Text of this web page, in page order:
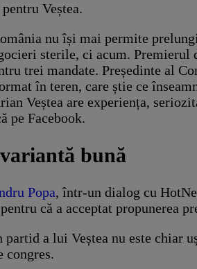
Veștea.
nu își mai permite
sterile, ci acum.
trei mandate. Președinte al
în teren, care știe ce
Veștea are experiența,
pe Facebook.
bună
Popa, într-un dialog cu
că a acceptat propunerea
a lui Veștea nu este chiar
congres.